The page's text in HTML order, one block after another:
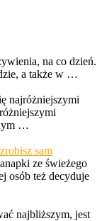
na co dzień.
a także w …
najróżniejszymi
…
sam
ze świeżego
osób też decyduje
najbliższym, jest